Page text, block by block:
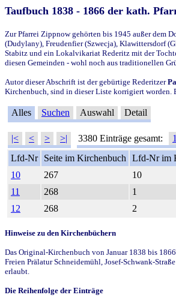
Taufbuch 1838 - 1866 der kath.
Zur Pfarrei Zippnow gehörten bis 1945 außer dem
(Dudylany), Freudenfier (Szwecja), Klawittersdorf
Stabitz und ein Lokalvikariat Rederitz mit der
diesen Gemeinden - wohl noch aus traditionellen
Autor dieser Abschrift ist der gebürtige Rederitzer
Kirchenbuch, sind in dieser Liste korrigiert worden.
Alles Suchen Auswahl Detail
|< < > >| 3380 Einträge gesamt: 1
Lfd-Nr
Seite im Kirchenbuch Lfd-Nr im
10
267 10
11
268 1
12
268 2
Hinweise zu den Kirchenbüchern
Das Original-Kirchenbuch von Januar 1838 bis
Freien Prälatur Schneidemühl, Josef-Schwank-
erlaubt.
Die Reihenfolge der Einträge